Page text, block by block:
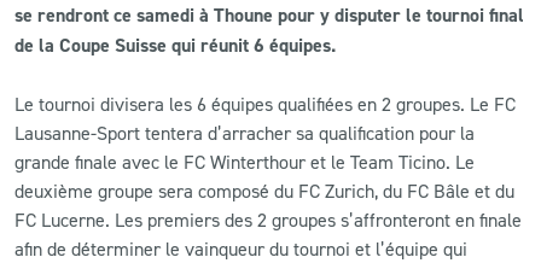
LS ACADEMY CAMPS
MATCH DES CELEBRITES
PRESSE ET MEDIAS
se rendront ce samedi à Thoune pour y disputer le tournoi final
de la Coupe Suisse qui réunit 6 équipes.
Le tournoi divisera les 6 équipes qualifiées en 2 groupes. Le FC
Lausanne-Sport tentera d’arracher sa qualification pour la
grande finale avec le FC Winterthour et le Team Ticino. Le
deuxième groupe sera composé du FC Zurich, du FC Bâle et du
FC Lucerne. Les premiers des 2 groupes s’affronteront en finale
afin de déterminer le vainqueur du tournoi et l’équipe qui